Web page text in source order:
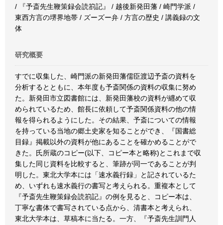
/ 『予斎先生鞭策録会読箚記』 / 越後新発田藩 / 崎門学派 /
東西方言の堺界地帯 / ズーズー弁 / 方言の歴史 / 講義録の文
体
研究概要
すでに収集した、崎門派の新発田藩儒臣渡辺予斎の資料を
分析するとともに、本年度も予斎関係の資料の収集に努め
た。新発田市立図書館には、新発田藩校の資料が纒めて収
められているため、館長に依頼して予斎関係資料の他の情
報を得られるようにした。その結果、予斎についての情報
を持っている当地の郷土史家を知ることができ、『国書総
目録』掲載以外の資料が他にあることを確かめることがで
きた。氏所蔵のコピー(以下、コピー本と略称)とこれまで収
集した同じ資料を比較すると、筆跡が同一であることが判
明した。東北大学本には「速水義行録」と記されているた
め、いずれも速水義行の書写と考えられる。重複本として
『予斎先生鞭策録会読箚記』の例を見ると、コピー本は、
丁寧な書体で書写されている点から、清書本と考えられ、
東北大学本は、草稿本に当たる。一方、『予斎先生訓門人